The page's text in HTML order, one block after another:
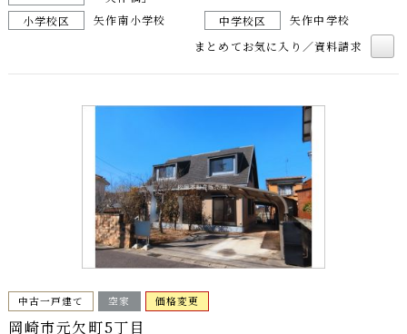
小学校区
矢作南小学校 中学校区
矢作中学校
まとめてお気に入り／資料請求
中古一戸建て 空家 価格変更
岡崎市元欠町5丁目